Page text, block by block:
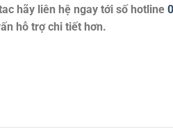
hãy liên hệ ngay tới số hotline
hỗ trợ chi tiết hơn.